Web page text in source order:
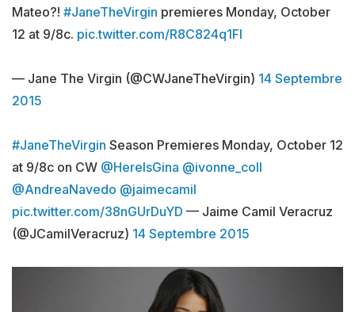
Mateo?! #JaneTheVirgin premieres Monday, October
12 at 9/8c. pic.twitter.com/R8C824q1Fl
— Jane The Virgin (@CWJaneTheVirgin) 14 Septembre
2015
#JaneTheVirgin Season Premieres Monday, October 12
at 9/8c on CW @HereIsGina @ivonne_coll
@AndreaNavedo @jaimecamil
pic.twitter.com/38nGUrDuYD — Jaime Camil Veracruz
(@JCamilVeracruz) 14 Septembre 2015